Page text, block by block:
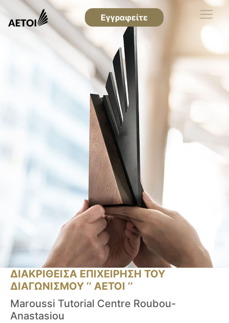
Εγγραφείτε
ΔΙΑΚΡΙΘΕΙΣΑ ΕΠΙΧΕΙΡΗΣΗ ΤΟΥ
ΔΙΑΓΩΝΙΣΜΟΥ ‘’ ΑΕΤΟΙ ‘’
Maroussi Tutorial Centre Roubou-
Anastasiou